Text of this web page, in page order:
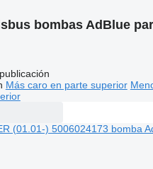
bombas AdBlue
Más caro en parte superior